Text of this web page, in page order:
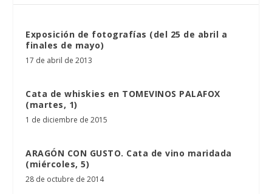
Exposición de fotografías (del 25 de abril a
finales de mayo)
17 de abril de 2013
Cata de whiskies en TOMEVINOS PALAFOX
(martes, 1)
1 de diciembre de 2015
ARAGÓN CON GUSTO. Cata de vino maridada
(miércoles, 5)
28 de octubre de 2014